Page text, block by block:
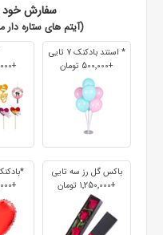
سفارش خود
(آیتم های ستاره
* استند بادکنک 7 تایی
+500٬000 تومان
+250٬000 تومان
باکس گل رز سه تایی
+1٬250٬000 تومان
+250٬000 تومان